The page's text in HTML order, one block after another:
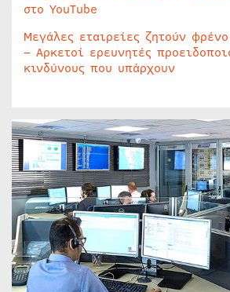
στο YouTube
Μεγάλες εταιρείες ζητούν
– Αρκετοί ερευνητές
κινδύνους που υπάρχουν